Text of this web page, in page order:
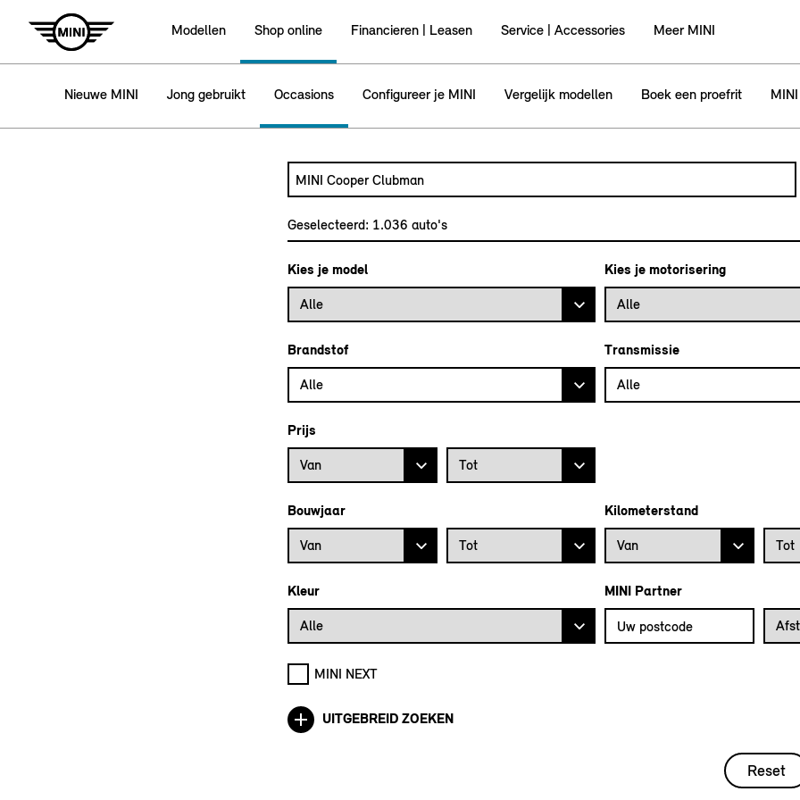
Modellen Shop online Financieren | Leasen Service | Accessories Meer MINI
Nieuwe MINI Jong gebruikt Occasions Configureer je MINI Vergelijk modellen Boek een proefrit
Zoek naar een automodel, bijvoorbeeld MINI Cooper Clubman
Geselecteerd: 1.036 auto's
Kies je model
Alle
Kies je motorisering
Alle
Brandstof
Alle
Transmissie
Alle
Prijs
Prijs vanaf
Van Prijs tot
Tot
Bouwjaar
Bouwjaar vanaf
Van Bouwjaar tot
Tot
Kilometerstand
Kilometerstand vanaf
Van Tot
Kleur
Alle
MINI Partner
Vul uw postcode in om de
MINI NEXT
UITGEBREID ZOEKEN
Reset